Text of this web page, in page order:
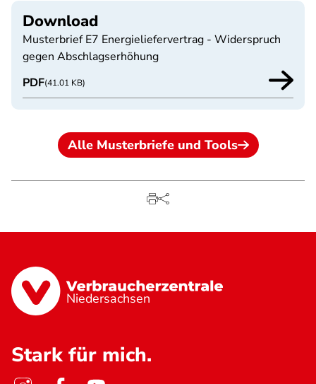
Download
Musterbrief E7 Energieliefervertrag - Widerspruch
gegen Abschlagserhöhung
PDF(41.01 KB)
Alle Musterbriefe und Tools
Niedersachsen
Stark für mich.